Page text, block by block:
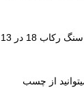
به طور کلی این آلیاژ نسبت به آب، مواد شوینده، گرما، سرما همین طور سایش کامل مقاوم است. البته که درست استفاده کردن از هر محصولی بدون شک در تمیزی آن، کیفیت و ماندگاری آن تاثیر گذار است. ابعاد سنگ رکاب 18 در 13
از چسب